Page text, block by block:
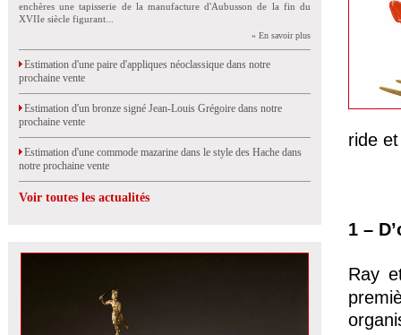
enchères une tapisserie de la manufacture d'Aubusson de la fin du
XVIIe siècle figurant...
» En savoir plus
Estimation d'une paire d'appliques néoclassique dans notre
prochaine vente
Estimation d'un bronze signé Jean-Louis Grégoire dans notre
prochaine vente
Estimation d'une commode mazarine dans le style des Hache dans
notre prochaine vente
Voir toutes les actualités
ride
1 –
Ray